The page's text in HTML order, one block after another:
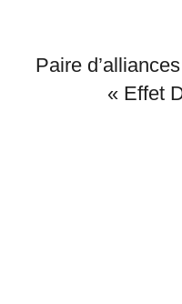
Paire
« Effet